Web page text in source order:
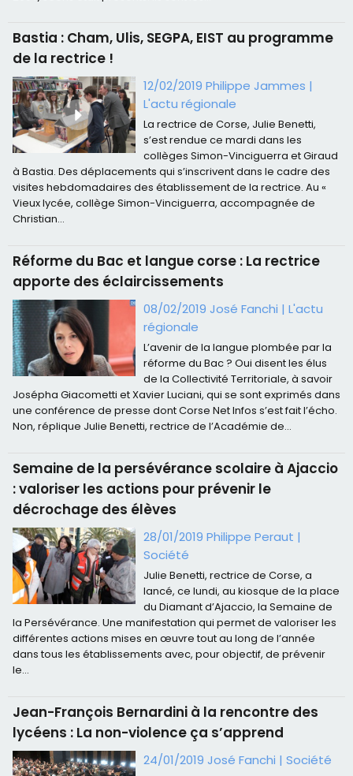
Bastia : Cham, Ulis, SEGPA, EIST au programme
de la rectrice !
12/02/2019 Philippe Jammes |
L'actu régionale
La rectrice de Corse, Julie Benetti,
s’est rendue ce mardi dans les
collèges Simon-Vinciguerra et Giraud
à Bastia. Des déplacements qui s’inscrivent dans le cadre des
visites hebdomadaires des établissement de la rectrice. Au «
Vieux lycée, collège Simon-Vinciguerra, accompagnée de
Christian...
Réforme du Bac et langue corse : La rectrice
apporte des éclaircissements
08/02/2019 José Fanchi |L'actu
régionale
L’avenir de la langue plombée par la
réforme du Bac ? Oui disent les élus
de la Collectivité Territoriale, à savoir
Josépha Giacometti et Xavier Luciani, qui se sont exprimés dans
une conférence de presse dont Corse Net Infos s’est fait l’écho.
Non, réplique Julie Benetti, rectrice de l’Académie de...
Semaine de la persévérance scolaire à Ajaccio
: valoriser les actions pour prévenir le
décrochage des élèves
28/01/2019 Philippe Peraut |
Société
Julie Benetti, rectrice de Corse, a
lancé, ce lundi, au kiosque de la place
du Diamant d’Ajaccio, la Semaine de
la Persévérance. Une manifestation qui permet de valoriser les
différentes actions mises en œuvre tout au long de l’année
dans tous les établissements avec, pour objectif, de prévenir
le...
Jean-François Bernardini à la rencontre des
lycéens : La non-violence ça s’apprend
24/01/2019 José Fanchi |Société